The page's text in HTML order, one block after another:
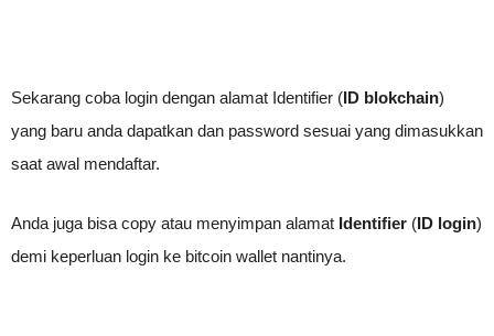
Sekarang coba login dengan alamat Identifier (ID blokchain)
yang baru anda dapatkan dan password sesuai yang dimasukkan
saat awal mendaftar.
Anda juga bisa copy atau menyimpan alamat Identifier (ID login)
demi keperluan login ke bitcoin wallet nantinya.